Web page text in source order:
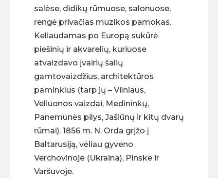
salėse, didikų rūmuose, salonuose,
rengė privačias muzikos pamokas.
Keliaudamas po Europą sukūrė
piešinių ir akvarelių, kuriuose
atvaizdavo įvairių šalių
gamtovaizdžius, architektūros
paminklus (tarp jų – Vilniaus,
Veliuonos vaizdai, Medininkų,
Panemunės pilys, Jašiūnų ir kitų dvarų
rūmai). 1856 m. N. Orda grįžo į
Baltarusiją, vėliau gyveno
Verchovinoje (Ukraina), Pinske ir
Varšuvoje.